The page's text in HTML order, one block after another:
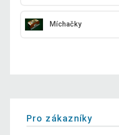
Míchačky
Pro zákazníky